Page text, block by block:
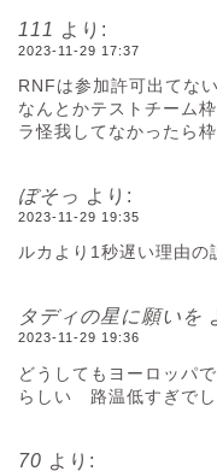
111 より:
2023-11-29 17:37
RNFは参加許可出てな
なんとかテストチーム
ラ怪我してなかったら
ぼそっ より:
2023-11-29 19:35
ルカより1秒遅い理由の
タディの星に願いを
2023-11-29 19:36
どうしてもヨーロッパ
らしい 路温低すぎでし
70 より: